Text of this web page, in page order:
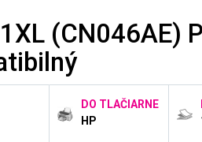
(CN046AE)
DO TLAČIARNE
HP